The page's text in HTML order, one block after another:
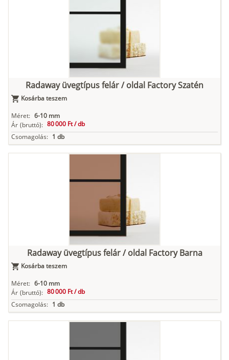
Radaway üvegtípus felár / oldal Factory Szatén
Kosárba teszem
Méret: 6-10 mm
Ár (bruttó): 80 000 Ft /db
Csomagolás: 1 db
Radaway üvegtípus felár / oldal Factory Barna
Kosárba teszem
Méret: 6-10 mm
Ár (bruttó): 80 000 Ft /db
Csomagolás: 1 db